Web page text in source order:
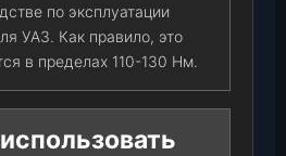
по эксплуатации
УАЗ. Как правило, это
в пределах 110-130 Нм.